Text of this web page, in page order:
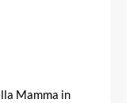
Mamma in